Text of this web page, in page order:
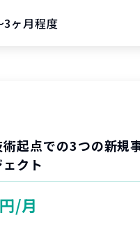
3ヶ月程度
起点での3つの新規
クト
/月